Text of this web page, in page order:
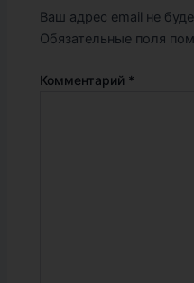
Ваш адрес email не
Обязательные поля
Комментарий *